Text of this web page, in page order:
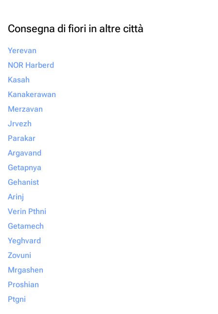
Consegna di fiori in altre città
Yerevan
NOR Harberd
Kasah
Kanakerawan
Merzavan
Jrvezh
Parakar
Argavand
Getapnya
Gehanist
Arinj
Verin Pthni
Getamech
Yeghvard
Zovuni
Mrgashen
Proshian
Ptgni